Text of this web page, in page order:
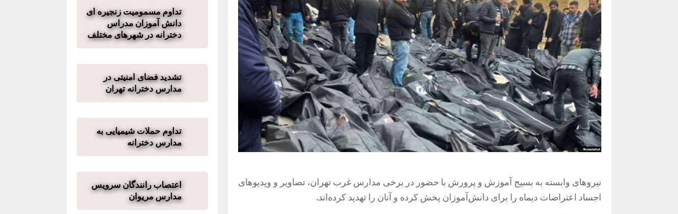
نیروهای وابسته به بسیج آموزش و پرورش با حضور در برخی مدارس غرب تهران، تصاویر و ویدیوهای
اجساد اعتراضات دیماه را برای دانش‌آموزان پخش کرده و آنان را تهدید کرده‌اند.
تداوم مسمومیت زنجیره ای
دانش آموزان مدراس
دخترانه در شهرهای مختلف
تشدید فضای امنیتی در
مدارس دخترانه تهران
تداوم حملات شیمیایی به
مدارس دخترانه
اعتصاب رانندگان سرویس
مدارس مریوان